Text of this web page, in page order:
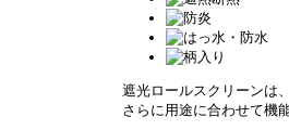
遮光ロールスクリーンは
さらに用途に合わせて機